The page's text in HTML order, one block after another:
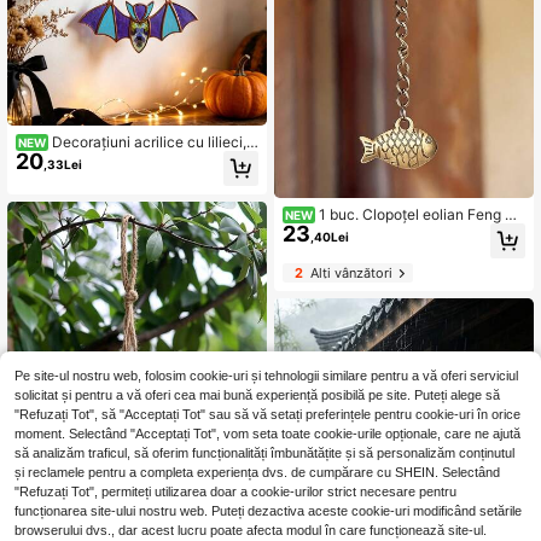
NEW Decorațiuni acrilice cu lilieci, p
otrivite pentru decorul de perete de
Halloween, decorarea petrecerilor,
i, balcon, pridvor, fundal pentru petr
ecere, accesorii pentru ambalarea c
adourilor handmade, recuzită foto d
e Halloween și decorațiuni DIY de s
ărbători
20 ,33Lei
NEW 1 buc. Clopoțel eolian Feng Sh
ui vintage cu pește-dragon, pentru
exterior, ușă principală, decor interi
or/exterior, ceas de perete metalic n
orocos, decor pentru grădină și curt
e, cadou pentru prieteni și familie
23 ,40Lei
2Alți vânzători
Pe site-ul nostru web, folosim cookie-uri și tehnologii similare pentru a vă oferi serviciul
solicitat și pentru a vă oferi cea mai bună experiență posibilă pe site. Puteți alege să
"Refuzați Tot", să "Acceptați Tot" sau să vă setați preferințele pentru cookie-uri în orice
moment. Selectând "Acceptați Tot", vom seta toate cookie-urile opționale, care ne ajută
să analizăm traficul, să oferim funcționalități îmbunătățite și să personalizăm conținutul
și reclamele pentru a completa experiența dvs. de cumpărare cu SHEIN. Selectând
"Refuzați Tot", permiteți utilizarea doar a cookie-urilor strict necesare pentru
funcționarea site-ului nostru web. Puteți dezactiva aceste cookie-uri modificând setările
browserului dvs., dar acest lucru poate afecta modul în care funcționează site-ul.